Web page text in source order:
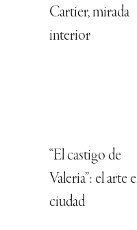
Cartier, mirada
interior
“El castigo de
Valeria”: el arte
ciudad